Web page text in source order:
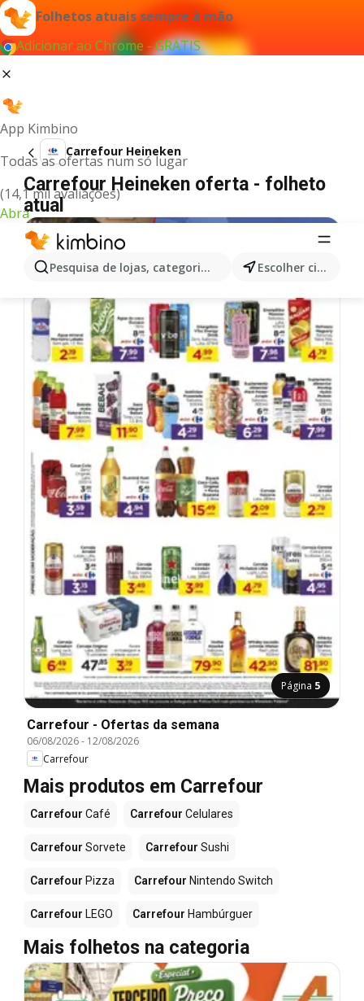
Folhetos atuais sempre à mão
Adicionar ao Chrome - GRÁTIS
App Kimbino
Todas as ofertas num só lugar
(14,1 mil avaliações)
Abra
Pesquisa de lojas, categorias,produtos... Escolher cidade
Carrefour Heineken
Carrefour Heineken oferta - folheto
atual
Página 5
Carrefour - Ofertas da semana
06/08/2026- 12/08/2026
Carrefour
Mais produtos em Carrefour
Carrefour Café Carrefour Celulares
Carrefour Sorvete Carrefour Sushi
Carrefour Pizza Carrefour Nintendo Switch
Carrefour LEGO Carrefour Hambúrguer
Mais folhetos na categoria